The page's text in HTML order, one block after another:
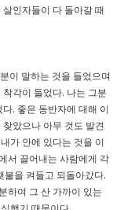
살인자들이 다 돌아갈 때
이 말하는 것을 들었으며
착각이 들었다. 나는 그분
다. 좋은 동반자에 대해 이
았으나 아무 것도 발견
가 안에 있다는 것을 이
서 끌어내는 사람에게 각
불을 켜들고 되돌아갔다.
하여 그 산 가까이 있는